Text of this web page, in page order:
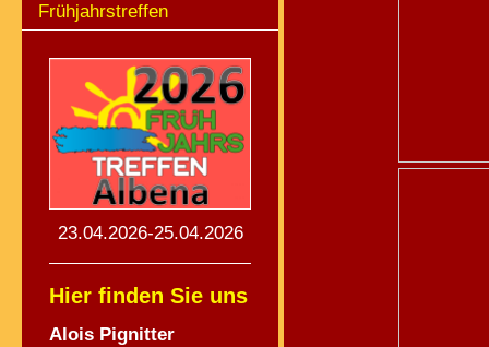
Frühjahrstreffen
23.04.2026-25.04.2026
Hier finden Sie uns
Alois Pignitter